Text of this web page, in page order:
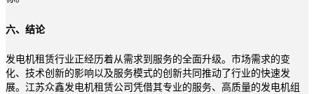
六、结论
发电机租赁行业正经历着从需求到服务的全面升级。市场需求的变
化、技术创新的影响以及服务模式的创新共同推动了行业的快速发
展。江苏众鑫发电机租赁公司凭借其专业的服务、高质量的发电机组